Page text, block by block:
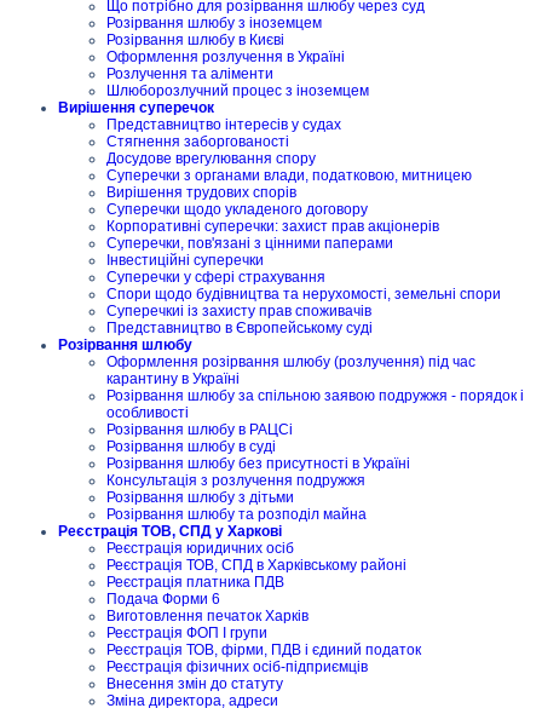
Що потрібно для розірвання шлюбу через суд
Розірвання шлюбу з іноземцем
Розірвання шлюбу в Києві
Оформлення розлучення в Україні
Розлучення та аліменти
Шлюборозлучний процес з іноземцем
Вирішення суперечок
Представництво інтересів у судах
Стягнення заборгованості
Досудове врегулювання спору
Суперечки з органами влади, податковою, митницею
Вирішення трудових спорів
Суперечки щодо укладеного договору
Корпоративні суперечки: захист прав акціонерів
Суперечки, пов'язані з цінними паперами
Інвестиційні суперечки
Суперечки у сфері страхування
Спори щодо будівництва та нерухомості, земельні спори
Суперечкиі із захисту прав споживачів
Представництво в Європейському суді
Розірвання шлюбу
Оформлення розірвання шлюбу (розлучення) під час
карантину в Україні
Розірвання шлюбу за спільною заявою подружжя - порядок і
особливості
Розірвання шлюбу в РАЦСі
Розірвання шлюбу в суді
Розірвання шлюбу без присутності в Україні
Консультація з розлучення подружжя
Розірвання шлюбу з дітьми
Розірвання шлюбу та розподіл майна
Реєстрація ТОВ, СПД у Харкові
Реєстрація юридичних осіб
Реєстрація ТОВ, СПД в Харківському районі
Реєстрація платника ПДВ
Подача Форми 6
Виготовлення печаток Харків
Реєстрація ФОП I групи
Реєстрація ТОВ, фірми, ПДВ і єдиний податок
Реєстрація фізичних осіб-підприємців
Внесення змін до статуту
Зміна директора, адреси